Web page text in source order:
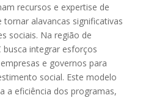
recursos e expertise de
alavancas significativas
sociais. Na região de
busca integrar esforços
e governos para
social. Este modelo
a eficiência dos programas,